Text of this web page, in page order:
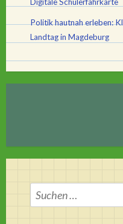
Politik hautnah erleben:
Landtag in Magdeburg
Suchen
nach: